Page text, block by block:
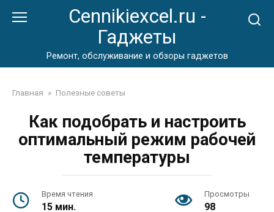
Cennikiexcel.ru -
Гаджеты
Ремонт, обслуживание и обзоры гаджетов
Главная » Полезные советы
Как подобрать и настроить
оптимальный режим рабочей
температуры
Время чтения
15 мин.
Просмотры
98